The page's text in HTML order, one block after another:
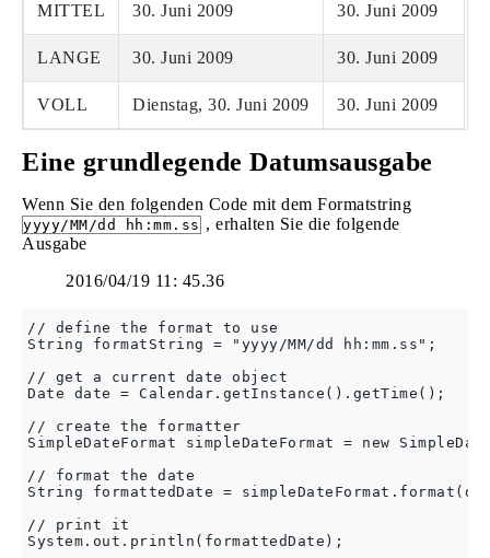
MITTEL 30. Juni 2009 30. Juni 2009
LANGE 30. Juni 2009 30. Juni 2009
VOLL Dienstag, 30. Juni 2009 30. Juni 2009
Eine grundlegende Datumsausgabe
Wenn Sie den folgenden Code mit dem Formatstring
yyyy/MM/dd hh:mm.ss , erhalten Sie die folgende
Ausgabe
2016/04/19 11: 45.36
// define the format to use
String formatString = "yyyy/MM/dd hh:mm.ss";
// get a current date object
Date date = Calendar.getInstance().getTime();
// create the formatter
SimpleDateFormat simpleDateFormat = new
// format the date
String formattedDate =
// print it
System.out.println(formattedDate);